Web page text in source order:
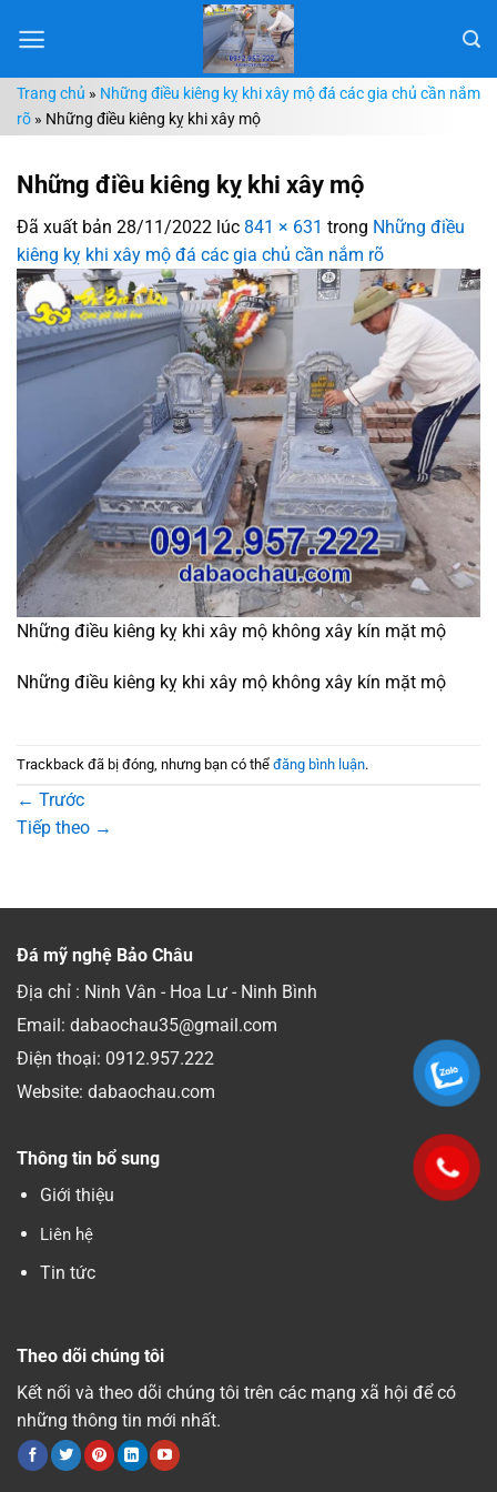
đến
dungTrang chủ » Những điều kiêng kỵ khi xây mộ đá các gia chủ cần nắm
rõ » Những điều kiêng kỵ khi xây mộ
Những điều kiêng kỵ khi xây mộ
Đã xuất bản 28/11/2022 lúc 841 × 631 trong Những điều
kiêng kỵ khi xây mộ đá các gia chủ cần nắm rõ
Những điều kiêng kỵ khi xây mộ không xây kín mặt mộ
Những điều kiêng kỵ khi xây mộ không xây kín mặt mộ
Trackback đã bị đóng, nhưng bạn có thể đăng bình luận.
← Trước
Tiếp theo →
Đá mỹ nghệ Bảo Châu
Địa chỉ : Ninh Vân - Hoa Lư - Ninh Bình
Email: dabaochau35@gmail.com
Điện thoại: 0912.957.222
Website: dabaochau.com
Thông tin bổ sung
Giới thiệu
Liên hệ
Tin tức
Theo dõi chúng tôi
Kết nối và theo dõi chúng tôi trên các mạng xã hội để có
những thông tin mới nhất.